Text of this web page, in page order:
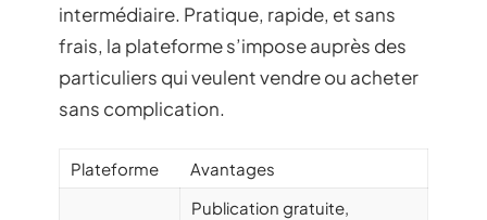
intermédiaire. Pratique, rapide, et sans
frais, la plateforme s’impose auprès des
particuliers qui veulent vendre ou acheter
sans complication.
Plateforme Avantages
Publication gratuite,